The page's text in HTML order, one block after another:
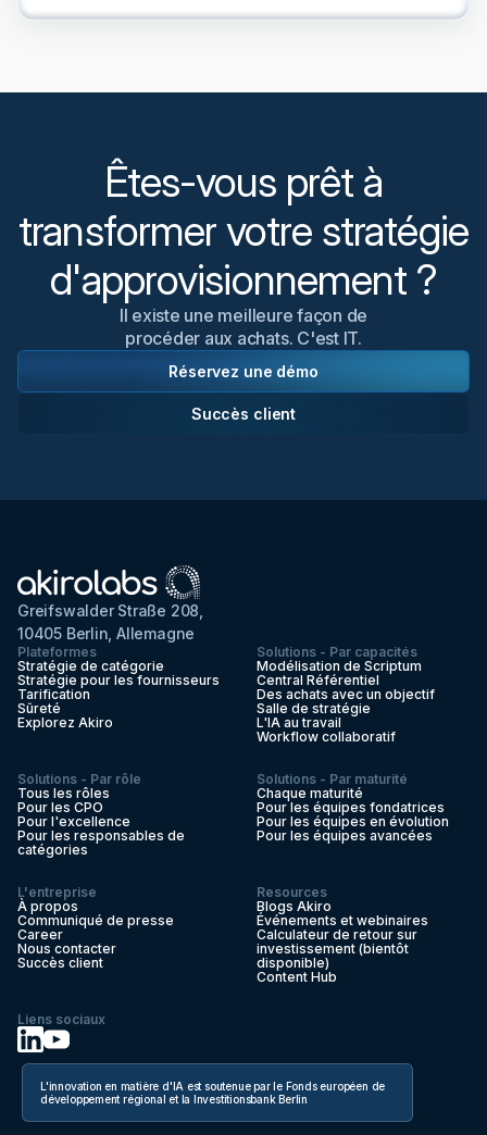
Êtes-vous prêt à
transformer votre stratégie
d'approvisionnement ?
Il existe une meilleure façon de
procéder aux achats. C'est IT.
Réservez une démo
Succès client
Greifswalder Straße 208,
10405 Berlin, Allemagne
Plateformes
Stratégie de catégorie
Stratégie pour les fournisseurs
Tarification
Sûreté
Explorez Akiro
Solutions - Par capacités
Modélisation de Scriptum
Central Référentiel
Des achats avec un objectif
Salle de stratégie
L'IA au travail
Workflow collaboratif
Solutions - Par rôle
Tous les rôles
Pour les CPO
Pour l'excellence
Pour les responsables de
catégories
Solutions - Par maturité
Chaque maturité
Pour les équipes fondatrices
Pour les équipes en évolution
Pour les équipes avancées
L'entreprise
À propos
Communiqué de presse
Career
Nous contacter
Succès client
Resources
Blogs Akiro
Événements et webinaires
Calculateur de retour sur
investissement (bientôt
disponible)
Content Hub
Liens sociaux
L'innovation en matière d'IA est soutenue par le Fonds européen de
développement régional et la Investitionsbank Berlin